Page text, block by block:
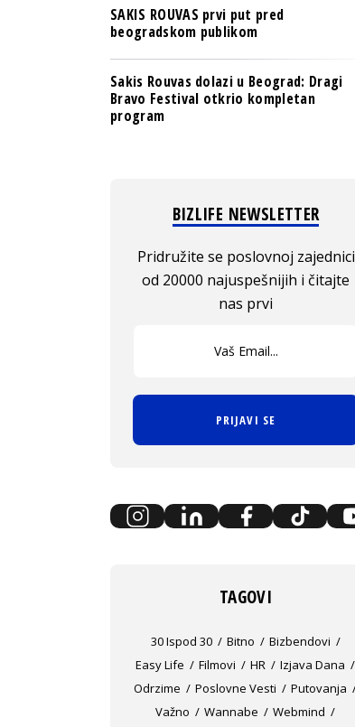
SAKIS ROUVAS prvi put pred
beogradskom publikom
Sakis Rouvas dolazi u Beograd: Dragi
Bravo Festival otkrio kompletan
program
BIZLIFE NEWSLETTER
Pridružite se poslovnoj zajednici
od 20000 najuspešnijih i čitajte
nas prvi
PRIJAVI SE
TAGOVI
30 Ispod 30 Bitno
Bizbendovi
Easy Life
Filmovi HR
Izjava Dana
Odrzime
Poslovne Vesti
Putovanja
Važno
Wannabe Webmind